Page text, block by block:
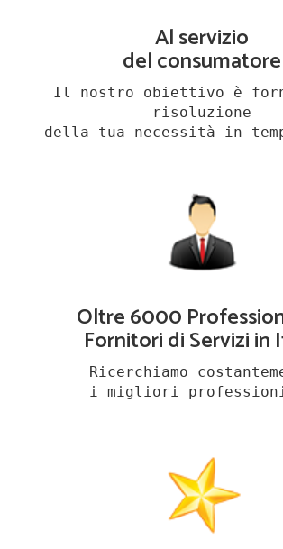
Al servizio
del consumatore
Il nostro obiettivo è
risoluzione
della tua necessità in
Oltre 6000
Fornitori di Servizi in
Ricerchiamo
i migliori